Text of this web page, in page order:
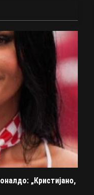
„Кристијано,